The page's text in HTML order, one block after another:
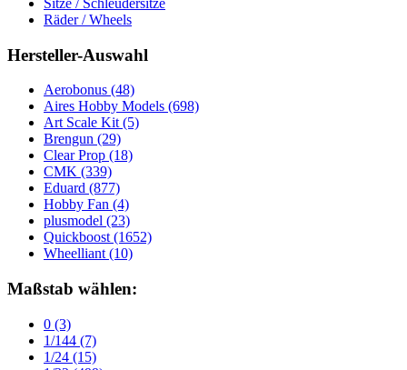
Räder / Wheels
Hersteller-Auswahl
Aerobonus (48)
Aires Hobby Models (698)
Art Scale Kit (5)
Brengun (29)
Clear Prop (18)
CMK (339)
Eduard (877)
Hobby Fan (4)
plusmodel (23)
Quickboost (1652)
Wheelliant (10)
Maßstab wählen:
0 (3)
1/144 (7)
1/24 (15)